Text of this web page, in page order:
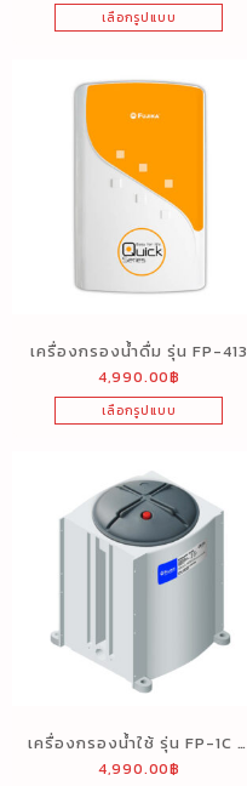
เลือกรูปแบบ
เครื่องกรองน้ำดื่ม รุ่น FP-413
4,990.00฿
เลือกรูปแบบ
เครื่องกรองน้ำใช้ รุ่น FP-1C (1
ขั้นตอน)
4,990.00฿